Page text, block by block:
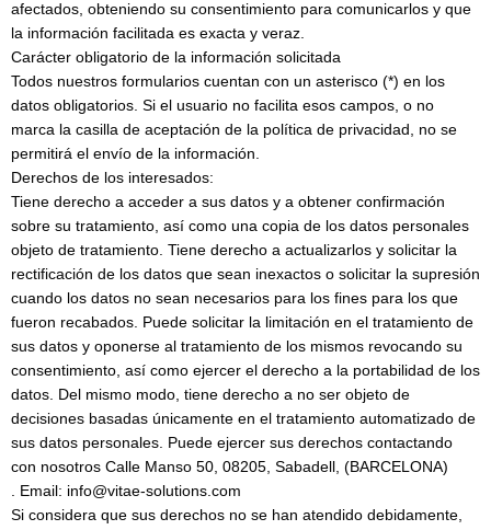
afectados, obteniendo su consentimiento para comunicarlos y que
la información facilitada es exacta y veraz.
Carácter obligatorio de la información solicitada
Todos nuestros formularios cuentan con un asterisco (*) en los
datos obligatorios. Si el usuario no facilita esos campos, o no
marca la casilla de aceptación de la política de privacidad, no se
permitirá el envío de la información.
Derechos de los interesados:
Tiene derecho a acceder a sus datos y a obtener confirmación
sobre su tratamiento, así como una copia de los datos personales
objeto de tratamiento. Tiene derecho a actualizarlos y solicitar la
rectificación de los datos que sean inexactos o solicitar la supresión
cuando los datos no sean necesarios para los fines para los que
fueron recabados. Puede solicitar la limitación en el tratamiento de
sus datos y oponerse al tratamiento de los mismos revocando su
consentimiento, así como ejercer el derecho a la portabilidad de los
datos. Del mismo modo, tiene derecho a no ser objeto de
decisiones basadas únicamente en el tratamiento automatizado de
sus datos personales. Puede ejercer sus derechos contactando
con nosotros Calle Manso 50, 08205, Sabadell, (BARCELONA)
. Email: info@vitae-solutions.com
Si considera que sus derechos no se han atendido debidamente,